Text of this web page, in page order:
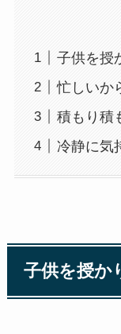
子供を授
忙しいか
積もり積
冷静に気
子供を授か